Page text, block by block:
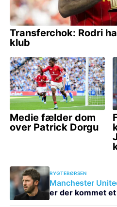
RYGTEBØRSEN
Manchester
er der kommet